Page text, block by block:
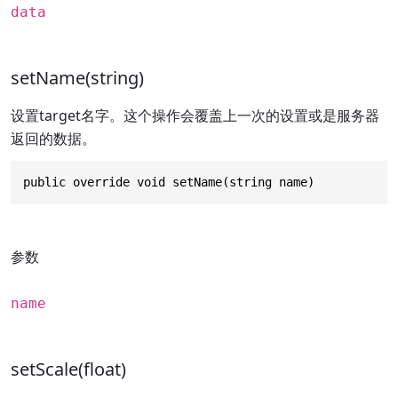
data
setName(string)
设置target名字。这个操作会覆盖上一次的设置或是服务器
返回的数据。
public override void setName(string name)
参数
name
setScale(float)